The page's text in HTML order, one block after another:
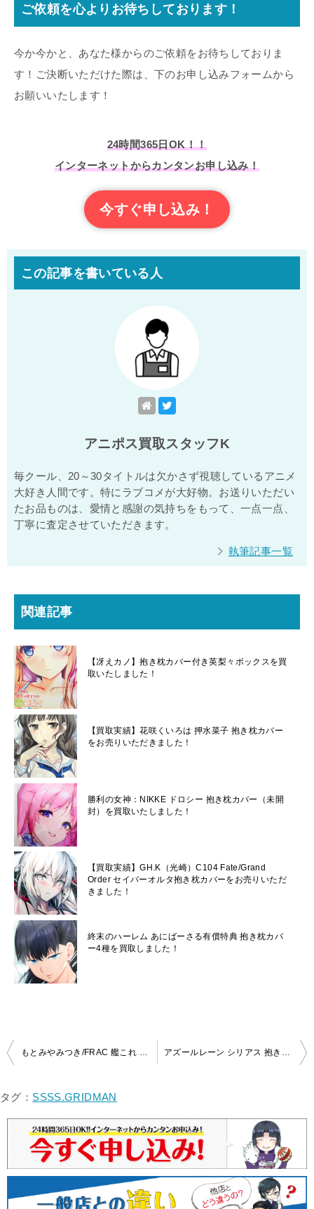
ご依頼を心よりお待ちしております！
今か今かと、あなた様からのご依頼をお待ちしておりま
す！ご決断いただけた際は、下のお申し込みフォームから
お願いいたします！
24時間365日OK！！
インターネットからカンタンお申し込み！
今すぐ申し込み！
この記事を書いている人
アニポス買取スタッフK
毎クール、20～30タイトルは欠かさず視聴しているアニメ
大好き人間です。特にラブコメが大好物。お送りいただい
たお品ものは、愛情と感謝の気持ちをもって、一点一点、
丁寧に査定させていただきます。
執筆記事一覧
関連記事
【冴えカノ】抱き枕カバー付き英梨々ボックスを買
取いたしました！
【買取実績】花咲くいろは 押水菜子 抱き枕カバー
をお売りいただきました！
勝利の女神：NIKKE ドロシー 抱き枕カバー（未開
封）を買取いたしました！
【買取実績】GH.K（光崎）C104 Fate/Grand
Order セイバーオルタ抱き枕カバーをお売りいただ
きました！
終末のハーレム あにばーさる有償特典 抱き枕カバ
ー4種を買取しました！
投
ナ
シ
ョ
タグ： SSSS.GRIDMAN